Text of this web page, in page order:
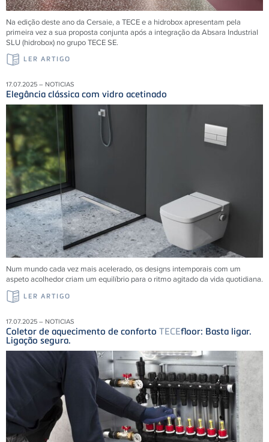
Na edição deste ano da Cersaie, a TECE e a hidrobox apresentam pela
primeira vez a sua proposta conjunta após a integração da Absara Industrial
SLU (hidrobox) no grupo TECE SE.
LER ARTIGO
17.07.2025 – NOTICIAS
Elegância clássica com vidro acetinado
Num mundo cada vez mais acelerado, os designs intemporais com um
aspeto acolhedor criam um equilíbrio para o ritmo agitado da vida quotidiana.
LER ARTIGO
17.07.2025 – NOTICIAS
Coletor de aquecimento de conforto TECEfloor: Basta ligar.
Ligação segura.